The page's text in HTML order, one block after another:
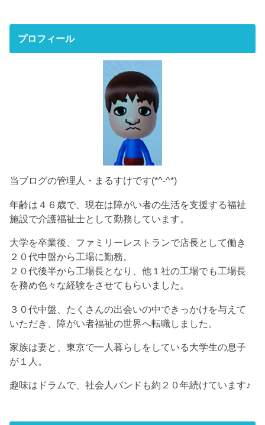
プロフィール
当ブログの管理人・まるすけです(*^-^*)
年齢は４６歳で、現在は障がい者の生活を支援する福祉
施設で介護福祉士として勤務しています。
大学を卒業後、ファミリーレストランで店長として働き
２０代中盤から工場に勤務。
２０代後半から工場長となり、他１社の工場でも工場長
を務め色々な経験をさせてもらいました。
３０代中盤、たくさんの出会いの中できっかけを与えて
いただき、障がい者福祉の世界へ転職しました。
家族は妻と、東京で一人暮らしをしている大学生の息子
が１人。
趣味はドラムで、社会人バンドも約２０年続けています♪